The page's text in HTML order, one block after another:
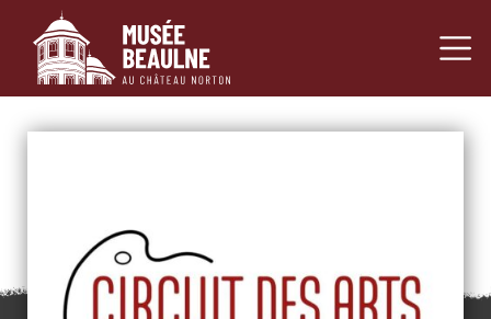
Passer au contenu Navigation